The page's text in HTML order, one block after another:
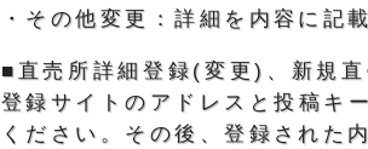
・その他変更：詳細を内容に記載
■直売所詳細登録(変更)、新規
登録サイトのアドレスと投稿キ
ください。その後、登録された